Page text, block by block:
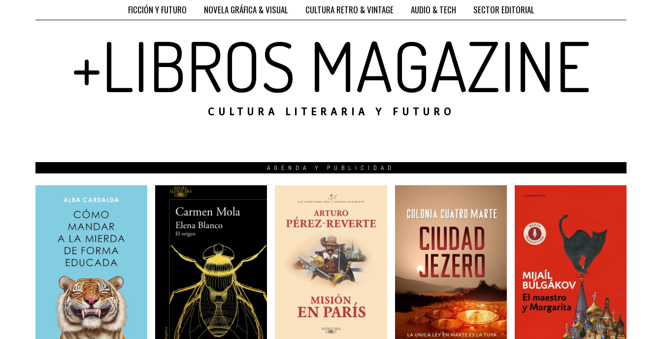
FICCIÓN Y FUTURO NOVELA GRÁFICA & VISUAL CULTURA RETRO & VINTAGE AUDIO & TECH SECTOR EDITORIAL
+LIBROS MAGAZINE
CULTURA LITERARIA Y FUTURO
AGENDA Y PUBLICIDAD